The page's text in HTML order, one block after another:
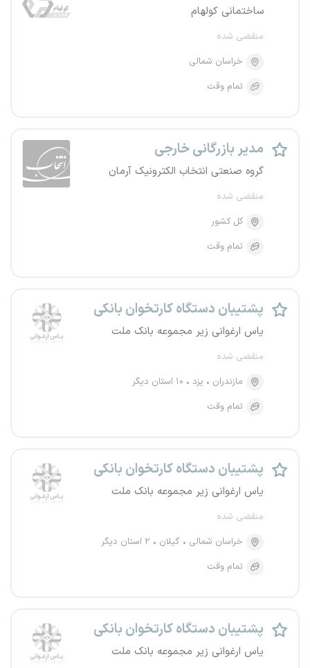
ساختمانی کولهام
منقضی شده
خراسان شمالی
تمام وقت
مدیر بازرگانی خارجی
گروه صنعتی انتخاب الکترونیک آرمان
منقضی شده
کل کشور
تمام وقت
پشتیبان دستگاه کارتخوان بانکی
یاس ارغوانی زیر مجموعه بانک ملت
منقضی شده
مازندران
یزد
۱۰ استان دیگر
تمام وقت
پشتیبان دستگاه کارتخوان بانکی
یاس ارغوانی زیر مجموعه بانک ملت
منقضی شده
خراسان شمالی
گیلان
۲ استان دیگر
تمام وقت
پشتیبان دستگاه کارتخوان بانکی
یاس ارغوانی زیر مجموعه بانک ملت